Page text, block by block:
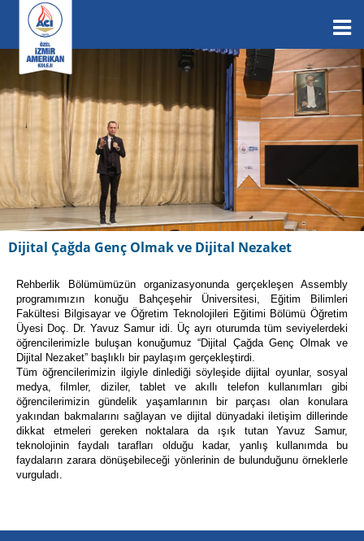
Dijital Çağda Genç Olmak ve Dijital Nezaket
Rehberlik Bölümümüzün organizasyonunda gerçekleşen Assembly
programımızın konuğu Bahçeşehir Üniversitesi, Eğitim Bilimleri
Fakültesi Bilgisayar ve Öğretim Teknolojileri Eğitimi Bölümü Öğretim
Üyesi Doç. Dr. Yavuz Samur idi. Üç ayrı oturumda tüm seviyelerdeki
öğrencilerimizle buluşan konuğumuz “Dijital Çağda Genç Olmak ve
Dijital Nezaket” başlıklı bir paylaşım gerçekleştirdi.
Tüm öğrencilerimizin ilgiyle dinlediği söyleşide dijital oyunlar, sosyal
medya, filmler, diziler, tablet ve akıllı telefon kullanımları gibi
öğrencilerimizin gündelik yaşamlarının bir parçası olan konulara
yakından bakmalarını sağlayan ve dijital dünyadaki iletişim dillerinde
dikkat etmeleri gereken noktalara da ışık tutan Yavuz Samur,
teknolojinin faydalı tarafları olduğu kadar, yanlış kullanımda bu
faydaların zarara dönüşebileceği yönlerinin de bulunduğunu örneklerle
vurguladı.